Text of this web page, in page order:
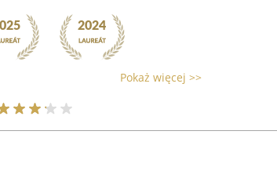
Pokaż więcej >>